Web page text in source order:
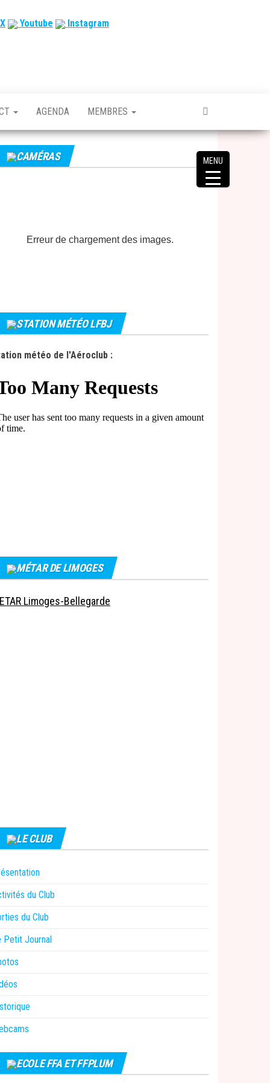
Youtube Instagram
AGENDA MEMBRES
CAMÉRAS
Erreur de chargement des images.
STATION MÉTÉO LFBJ
météo de l'Aéroclub :
MÉTAR DE LIMOGES
Limoges-Bellegarde
LE CLUB
du Club
du Club
Petit Journal
ECOLE FFA ET FFPLUM
MENU